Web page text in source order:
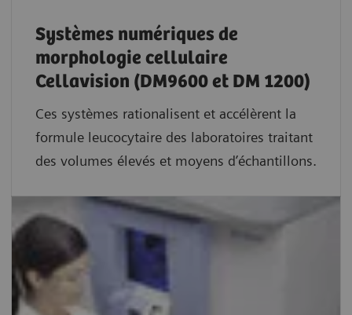
Systèmes numériques de
morphologie cellulaire
Cellavision (DM9600 et DM 1200)
Ces systèmes rationalisent et accélèrent la
formule leucocytaire des laboratoires traitant
des volumes élevés et moyens d’échantillons.